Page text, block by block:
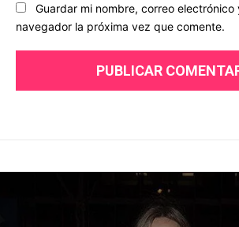
Guardar mi nombre, correo
navegador la próxima vez que comente.